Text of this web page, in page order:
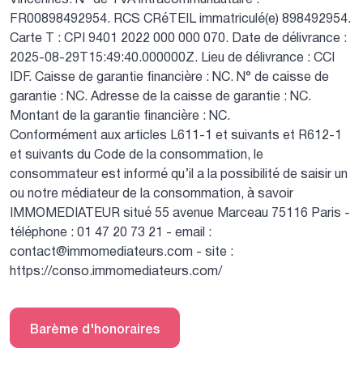
FR00898492954. RCS CRéTEIL immatriculé(e) 898492954.
Carte T : CPI 9401 2022 000 000 070. Date de délivrance :
2025-08-29T15:49:40.000000Z. Lieu de délivrance : CCI
IDF. Caisse de garantie financière : NC. N° de caisse de
garantie : NC. Adresse de la caisse de garantie : NC.
Montant de la garantie financière : NC.
Conformément aux articles L611-1 et suivants et R612-1
et suivants du Code de la consommation, le
consommateur est informé qu’il a la possibilité de saisir un
ou notre médiateur de la consommation, à savoir
IMMOMEDIATEUR situé 55 avenue Marceau 75116 Paris -
téléphone : 01 47 20 73 21 - email :
contact@immomediateurs.com - site :
https://conso.immomediateurs.com/
Barème d'honoraires